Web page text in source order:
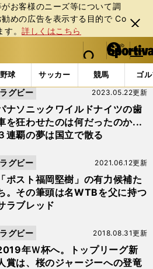
お客様のニーズ等について調
めの広告を表⽰する⽬的で Co
す。詳しくはこちら
閉じ
る
web Sportiva (webスポルティーバ)
検索
マイペ
ー
ジ
メニュ
野球 サッカー 競馬 ゴ
ニュース・ 情報
ナソニックワイルドナイツの歯
を狂わせたのは何だったのか...
連覇の夢は国立で散る
2023.05.22更新
ラグビー
「ポスト福岡堅樹」の有力候補た
。その筆頭は名WTBを父に持つ
ラブレッド
2021.06.12更新
ラグビー
年Ｗ杯へ。トップリーグ新
賞は、桜のジャージーへの登竜
2018.08.31更新
ラグビー